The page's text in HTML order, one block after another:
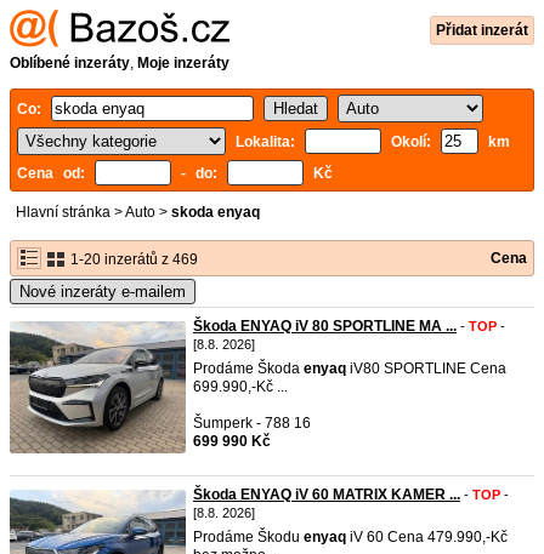
Přidat inzerát
Oblíbené inzeráty, Moje inzeráty
Co:
Lokalita:
Okolí:
km
Cena od:
- do: Kč
Hlavní stránka >Auto > skoda enyaq
1-20 inzerátů z 469 Cena
Nové inzeráty e-mailem
Škoda ENYAQ iV 80 SPORTLINE MA ... - TOP -
[8.8. 2026]
Prodáme Škoda enyaq iV80 SPORTLINE Cena
699.990,-Kč ...
Šumperk - 788 16
699 990 Kč
Škoda ENYAQ iV 60 MATRIX KAMER ... - TOP -
[8.8. 2026]
Prodáme Škodu enyaq iV 60 Cena 479.990,-Kč